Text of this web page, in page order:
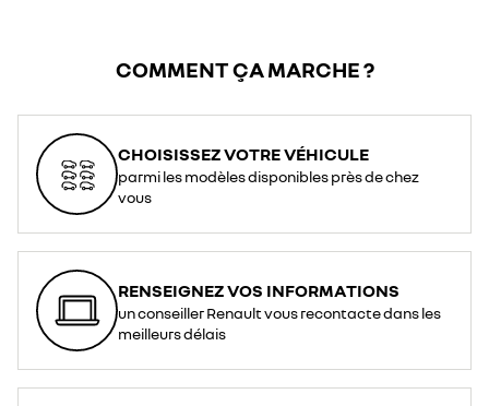
COMMENT ÇA MARCHE ?
CHOISISSEZ VOTRE VÉHICULE
parmi les modèles disponibles près de chez
vous
RENSEIGNEZ VOS INFORMATIONS
un conseiller Renault vous recontacte dans les
meilleurs délais